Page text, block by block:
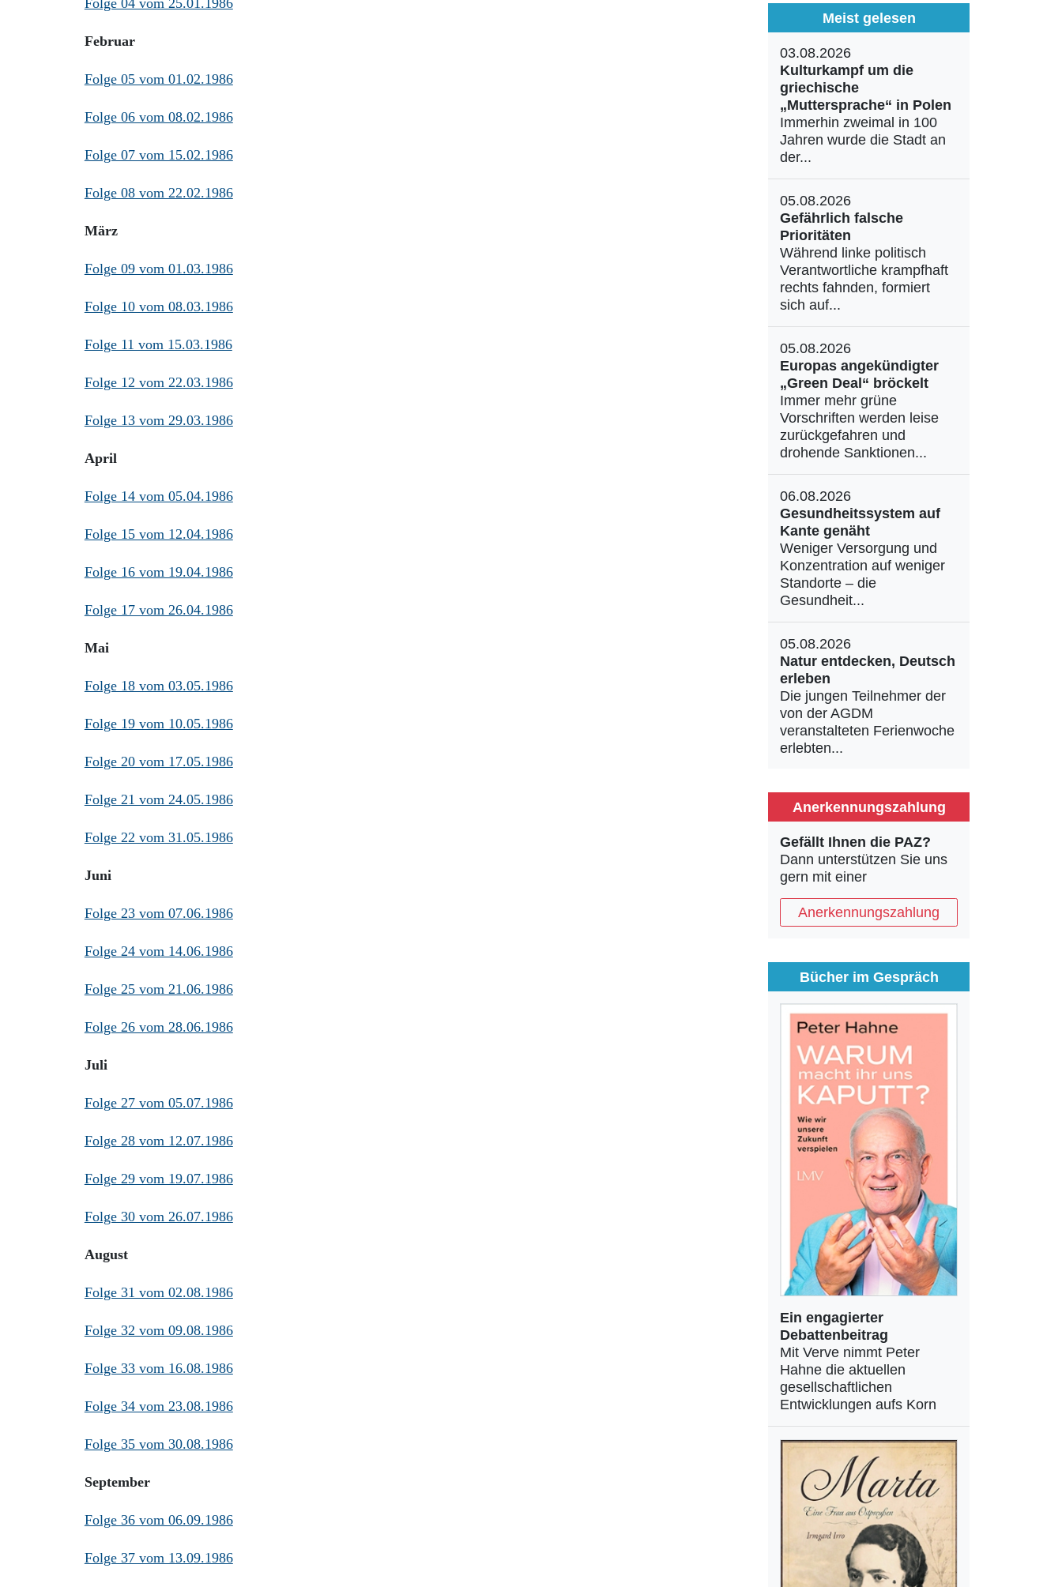
Folge 04 vom 25.01.1986
Februar
Folge 05 vom 01.02.1986
Folge 06 vom 08.02.1986
Folge 07 vom 15.02.1986
Folge 08 vom 22.02.1986
März
Folge 09 vom 01.03.1986
Folge 10 vom 08.03.1986
Folge 11 vom 15.03.1986
Folge 12 vom 22.03.1986
Folge 13 vom 29.03.1986
April
Folge 14 vom 05.04.1986
Folge 15 vom 12.04.1986
Folge 16 vom 19.04.1986
Folge 17 vom 26.04.1986
Mai
Folge 18 vom 03.05.1986
Folge 19 vom 10.05.1986
Folge 20 vom 17.05.1986
Folge 21 vom 24.05.1986
Folge 22 vom 31.05.1986
Juni
Folge 23 vom 07.06.1986
Folge 24 vom 14.06.1986
Folge 25 vom 21.06.1986
Folge 26 vom 28.06.1986
Juli
Folge 27 vom 05.07.1986
Folge 28 vom 12.07.1986
Folge 29 vom 19.07.1986
Folge 30 vom 26.07.1986
August
Folge 31 vom 02.08.1986
Folge 32 vom 09.08.1986
Folge 33 vom 16.08.1986
Folge 34 vom 23.08.1986
Folge 35 vom 30.08.1986
September
Folge 36 vom 06.09.1986
Folge 37 vom 13.09.1986
Meist gelesen
03.08.2026
Kulturkampf um die
griechische
„Muttersprache“ in Polen
Immerhin zweimal in 100
Jahren wurde die Stadt an
der...
05.08.2026
Gefährlich falsche
Prioritäten
Während linke politisch
Verantwortliche krampfhaft
rechts fahnden, formiert
sich auf...
05.08.2026
Europas angekündigter
„Green Deal“ bröckelt
Immer mehr grüne
Vorschriften werden leise
zurückgefahren und
drohende Sanktionen...
06.08.2026
Gesundheitssystem auf
Kante genäht
Weniger Versorgung und
Konzentration auf weniger
Standorte – die
Gesundheit...
05.08.2026
Natur entdecken, Deutsch
erleben
Die jungen Teilnehmer der
von der AGDM
veranstalteten Ferienwoche
erlebten...
Anerkennungszahlung
Gefällt Ihnen die PAZ?
Dann unterstützen Sie uns
gern mit einer
Anerkennungszahlung
Bücher im Gespräch
Ein engagierter
Debattenbeitrag
Mit Verve nimmt Peter
Hahne die aktuellen
gesellschaftlichen
Entwicklungen aufs Korn